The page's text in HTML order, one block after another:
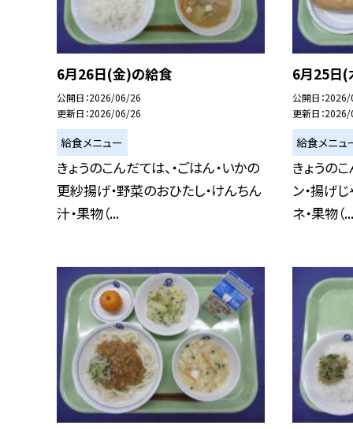
6月26日(金)の給食
公開日 2026/06/26
更新日 2026/06/26
給食メニュー
きょうのこんだては、・ごはん・いかの
更紗揚げ・野菜のおひたし・けんちん
汁・果物（...
6月25日(
公開日
更新日
給食メニュ
きょうの
ン・揚げ
ネ・果物（...